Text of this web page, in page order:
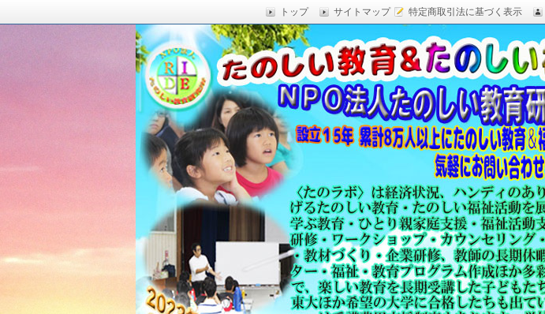
特定商取引法に基づく表示
トップ サイトマップ
たのしい教育研究所（沖縄）公式サイト
楽しい授業,たのしい授業,楽しい自由研究,面白い自由研究,楽しい福祉活
い,RIDE,沖縄県 教育,たのしい授業,たのしい教育 日本一,Research
Education,楽しい授業,教育技術,教育方法,内発的動機づけ,沖縄 学力問題,
力向上,教育技術,教育方法,沖縄 教育問題,enjoyable educationes,グッジ
教員採用試験,沖縄 教育,たのしい教育,沖縄の学力,仮説実験授業,たのし
科学,たのしい科学,たのしく学び 一生ものの「賢さ・学力」を,自由研究,
う,いっきゅうハカセ,アドラー 心理学,面白い,沖縄 学力問題,授業名人
グ,教員採用試験,名人,採用試験,合格,セミナー,研修,板倉聖宣,ＬＥＡＰカ
向上,沖縄の教育,たのしい学力,補習,読み語り,読み聞かせ,授業ネタ,授業
さでクリエイトするプロフェッショなる集団,学ぶこと本来のたのしさと
立四年で17000人以上に授業を実施,99％の高い評価,仮説実験授,楽しい
由研究.しまくとぅば,島言葉,